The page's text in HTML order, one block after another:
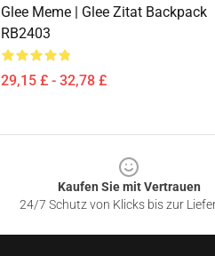
Glee Meme | Glee Zitat Backpack
RB2403
29,15 £ - 32,78 £
Kaufen Sie mit Vertrauen
24/7 Schutz von Klicks bis zur